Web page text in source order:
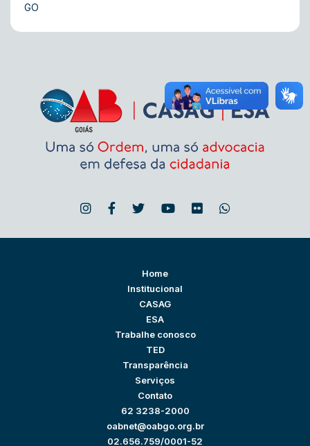
GO
Home
Institucional
CASAG
ESA
Trabalhe conosco
TED
Transparência
Serviços
Contato
62 3238-2000
oabnet@oabgo.org.br
02.656.759/0001-52